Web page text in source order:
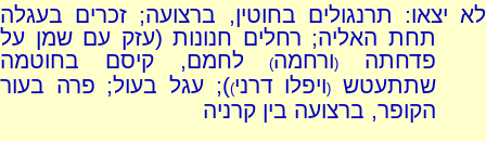
לא יצאו: תרנגולים בחוטין, ברצועה; זכרים בעגלה
תחת האליה; רחלים חנונות (עזק עם שמן על
פדחתה(ורחמה) לחמם, קיסם בחוטמה
שתתעטש
(ויפלו דרני)); עגל בעול; פרה בעור
הקופר, ברצועה בין קרניה